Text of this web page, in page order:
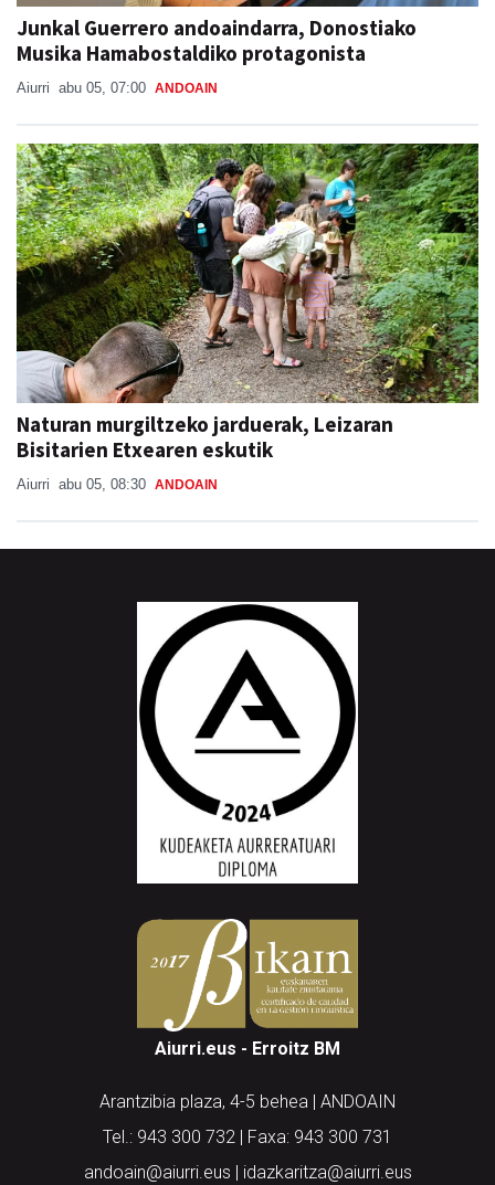
Junkal Guerrero andoaindarra, Donostiako
Musika Hamabostaldiko protagonista
Aiurri abu 05, 07:00 ANDOAIN
Naturan murgiltzeko jarduerak, Leizaran
Bisitarien Etxearen eskutik
Aiurri abu 05, 08:30 ANDOAIN
Aiurri.eus - Erroitz BM
Arantzibia plaza, 4-5 behea | ANDOAIN
Tel.: 943 300 732 | Faxa: 943 300 731
andoain@aiurri.eus | idazkaritza@aiurri.eus